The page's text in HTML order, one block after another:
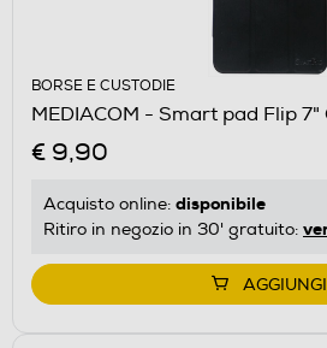
BORSE E CUSTODIE
MEDIACOM - Smart pad Flip 7"
€ 9,90
Acquisto online: disponibile
Ritiro in negozio in 30' gratuito:
AGGIUNGI